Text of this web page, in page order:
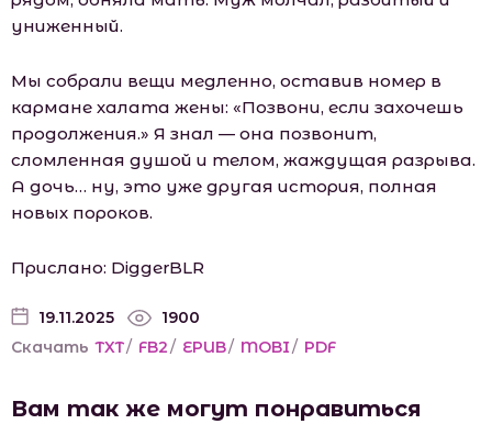
униженный.
Мы собрали вещи медленно, оставив номер в
кармане халата жены: «Позвони, если захочешь
продолжения.» Я знал — она позвонит,
сломленная душой и телом, жаждущая разрыва.
А дочь… ну, это уже другая история, полная
новых пороков.
Прислано: DiggerBLR
19.11.2025
1900
Скачать TXT/ FB2/ EPUB/ MOBI/ PDF
Вам так же могут понравиться